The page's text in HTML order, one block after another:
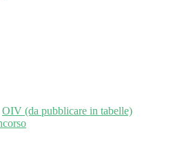
OIV (da pubblicare in tabelle)